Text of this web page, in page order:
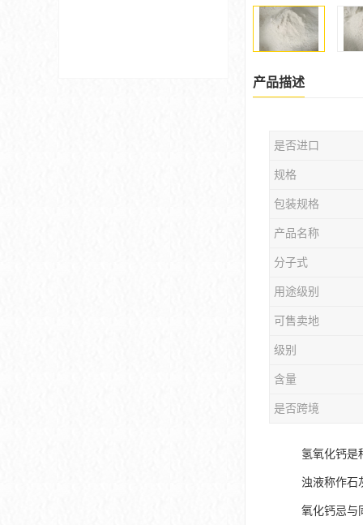
产品描述
是否进口
规格
包装规格
产品名称
分子式
用途级别
可售卖地
级别
含量
是否跨境
氢氧化钙是
浊液称作石
氧化钙忌与